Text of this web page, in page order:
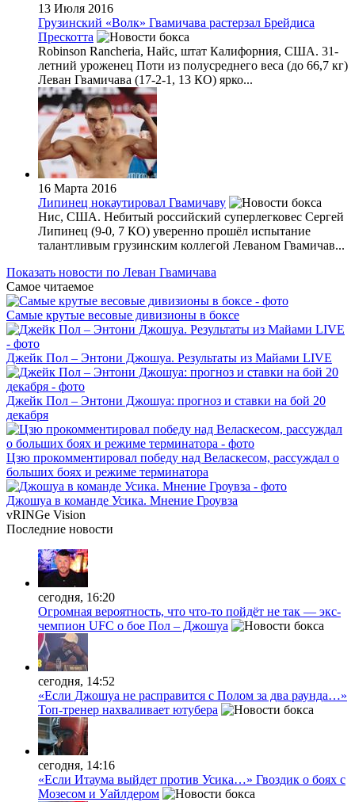
13 Июля 2016
Грузинский «Волк» Гвамичава растерзал Брейдиса
Прескотта
Robinson Rancheriа, Найс, штат Калифорния, США. 31-
летний уроженец Поти из полусреднего веса (до 66,7 кг)
Леван Гвамичава (17-2-1, 13 КО) ярко...
16 Марта 2016
Липинец нокаутировал Гвамичаву
Нис, США. Небитый российский суперлегковес Сергей
Липинец (9-0, 7 КО) уверенно прошёл испытание
талантливым грузинским коллегой Леваном Гвамичав...
Показать новости по Леван Гвамичава
Самое читаемое
Самые крутые весовые дивизионы в боксе
Джейк Пол – Энтони Джошуа. Результаты из Майами LIVE
Джейк Пол – Энтони Джошуа: прогноз и ставки на бой 20
декабря
Цзю прокомментировал победу над Веласкесом, рассуждал о
больших боях и режиме терминатора
Джошуа в команде Усика. Мнение Гроувза
vRINGe Vision
Последние новости
сегодня, 16:20
Огромная вероятность, что что-то пойдёт не так — экс-
чемпион UFC о бое Пол – Джошуа
сегодня, 14:52
«Если Джошуа не расправится с Полом за два раунда…»
Топ-тренер нахваливает ютубера
сегодня, 14:16
«Если Итаума выйдет против Усика…» Гвоздик о боях с
Мозесом и Уайлдером